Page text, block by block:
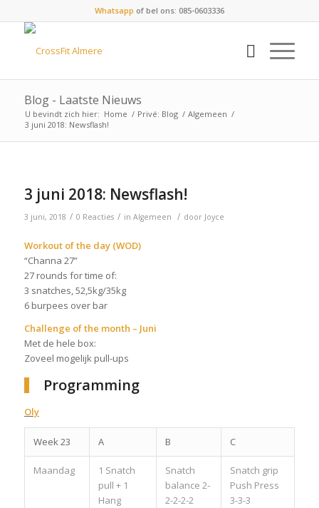
Whatsapp of bel ons: 085-0603336
Blog - Laatste Nieuws
U bevindt zich hier: Home / Privé: Blog / Algemeen /
3 juni 2018: Newsflash!
3 juni 2018: Newsflash!
3 juni, 2018 / 0 Reacties / in Algemeen / door Joyce
Workout of the day (WOD)
“Channa 27”
27 rounds for time of:
3 snatches, 52,5kg/35kg
6 burpees over bar
Challenge of the month – Juni
Met de hele box:
Zoveel mogelijk pull-ups
Programming
Oly
Week 23 A B C
Maandag
1 Snatch
pull + 1
Hang
Snatch
balance 2-
2-2-2-2
Snatch grip
Push Press
3-3-3